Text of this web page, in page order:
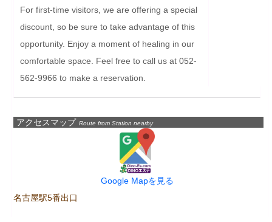
For first-time visitors, we are offering a special
discount, so be sure to take advantage of this
opportunity. Enjoy a moment of healing in our
comfortable space. Feel free to call us at 052-
562-9966 to make a reservation.
アクセスマップ Route from Station nearby
Google Mapを見る
名古屋駅5番出口